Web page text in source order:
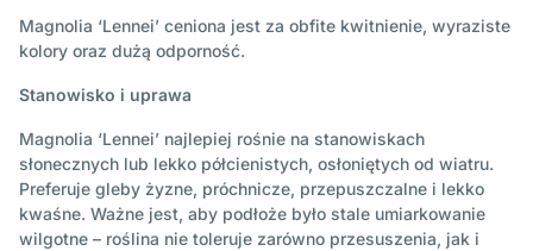
Magnolia ‘Lennei’ ceniona jest za obfite kwitnienie, wyraziste
kolory oraz dużą odporność.
Stanowisko i uprawa
Magnolia ‘Lennei’ najlepiej rośnie na stanowiskach
słonecznych lub lekko półcienistych, osłoniętych od wiatru.
Preferuje gleby żyzne, próchnicze, przepuszczalne i lekko
kwaśne. Ważne jest, aby podłoże było stale umiarkowanie
wilgotne – roślina nie toleruje zarówno przesuszenia, jak i